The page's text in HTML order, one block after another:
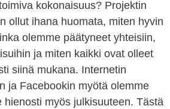
kokonaisuus? Projektin
ollut ihana huomata, miten hyvin
olemme päätyneet yhteisiin,
ja miten kaikki ovat olleet
siinä mukana. Internetin
ja Facebookin myötä olemme
hienosti myös julkisuuteen. Tästä